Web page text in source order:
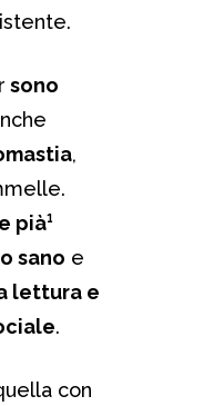
sono
,
pià¹
sano e
lettura e
.
con